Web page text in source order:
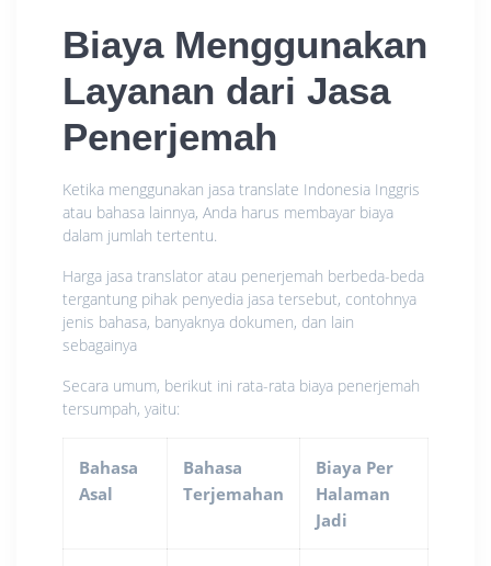
Biaya Menggunakan
Layanan dari Jasa
Penerjemah
Ketika menggunakan jasa translate Indonesia Inggris
atau bahasa lainnya, Anda harus membayar biaya
dalam jumlah tertentu.
Harga jasa translator atau penerjemah berbeda-beda
tergantung pihak penyedia jasa tersebut, contohnya
jenis bahasa, banyaknya dokumen, dan lain
sebagainya
Secara umum, berikut ini rata-rata biaya penerjemah
tersumpah, yaitu:
Bahasa
Asal
Bahasa
Terjemahan
Biaya Per
Halaman
Jadi